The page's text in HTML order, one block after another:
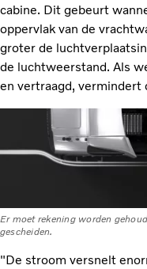
cabine. Dit gebeurt
oppervlak van de
groter de
de luchtweerstand. Als
en vertraagd, vermindert
Er moet rekening worden
gescheiden.
"De stroom versnelt